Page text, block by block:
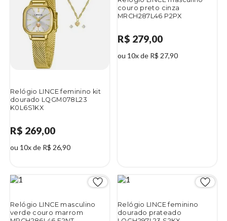
Relógio LINCE feminino kit
dourado LQGM078L23
K0L6S1KX
R$ 269,00
ou 10x de R$ 26,90
couro preto cinza
MRCH287L46 P2PX
R$ 279,00
ou 10x de R$ 27,90
Relógio LINCE masculino
verde couro marrom
Relógio LINCE feminino
dourado prateado